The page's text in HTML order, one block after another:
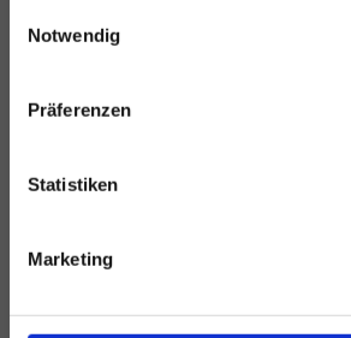
Notwendig
Präferenzen
Statistiken
Marketing